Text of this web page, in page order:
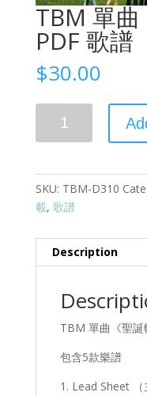
TBM 單曲
PDF 歌譜
$30.00
SKU: TBM-D310
載, 歌譜
Description
TBM 單曲《聖
包含5款樂譜
1. Lead Sheet （